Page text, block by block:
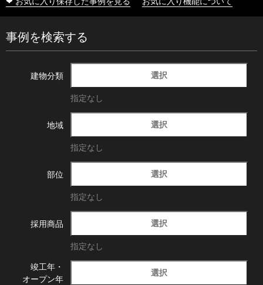
事例を検索する
建物分類 選択
指定なし
地域 選択
指定なし
部位 選択
指定なし
採用商品 選択
指定なし
竣工年・
オープン年
選択